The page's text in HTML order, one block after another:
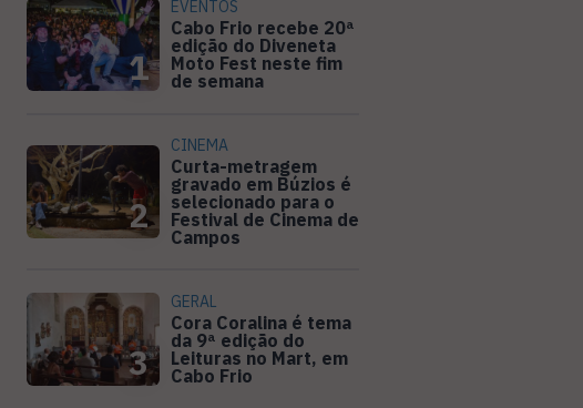
1
EVENTOS
Cabo Frio recebe 20ª
edição do Diveneta
Moto Fest neste fim
de semana
2
CINEMA
Curta-metragem
gravado em Búzios é
selecionado para o
Festival de Cinema de
Campos
3
GERAL
Cora Coralina é tema
da 9ª edição do
Leituras no Mart, em
Cabo Frio